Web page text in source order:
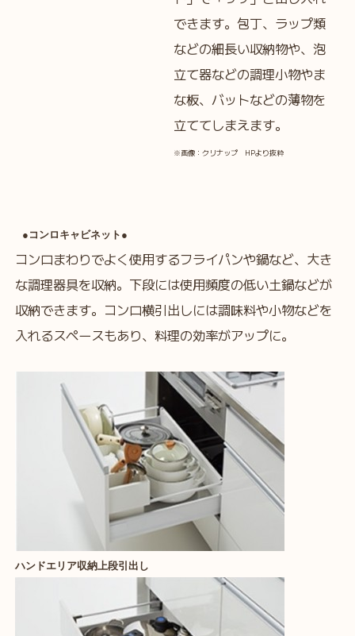
できます。包丁、ラップ類
などの細長い収納物や、泡
立て器などの調理小物やま
な板、バットなどの薄物を
立ててしまえます。
※画像：クリナップ HPより抜粋
●コンロキャビネット●
コンロまわりでよく使用するフライパンや鍋など、大き
な調理器具を収納。下段には使用頻度の低い土鍋などが
収納できます。コンロ横引出しには調味料や小物などを
入れるスペースもあり、料理の効率がアップに。
ハンドエリア収納上段引出し